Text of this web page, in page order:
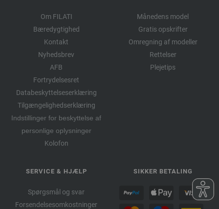
Om FILATI
Bæredygtighed
Kontakt
Nyhedsbrev
AFB
Fortrydelsesret
Databeskyttelseserklæring
Tilgængelighedserklæring
Indstillinger for beskyttelse af
personlige oplysninger
Kolofon
Månedens model
Gratis opskrifter
Omregning af modeller
Rettelser
Plejetips
SERVICE & HJÆLP
Spørgsmål og svar
Forsendelsesomkostninger
SIKKER BETALING